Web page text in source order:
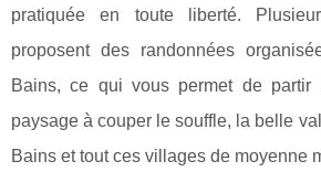
pratiquée en toute liberté.
proposent des randonnées
Bains, ce qui vous permet de
paysage à couper le souffle, la belle
Bains et tout ces villages de moyenne